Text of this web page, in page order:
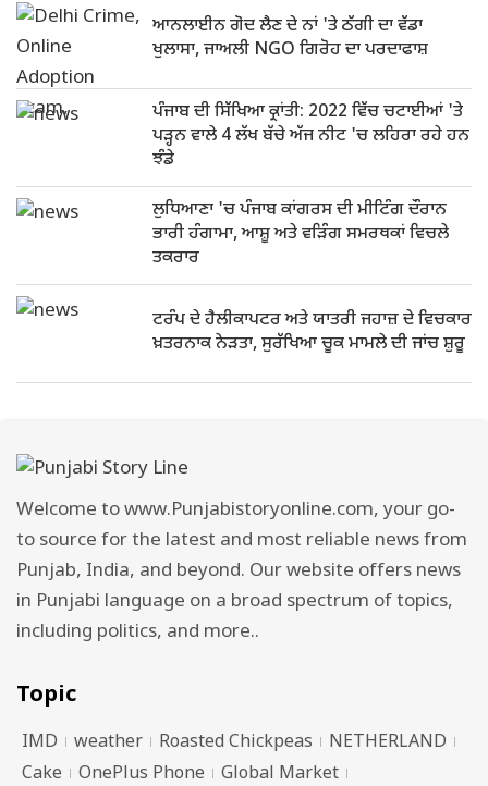
ਆਨਲਾਈਨ ਗੋਦ ਲੈਣ ਦੇ ਨਾਂ 'ਤੇ ਠੱਗੀ ਦਾ ਵੱਡਾ
ਖੁਲਾਸਾ, ਜਾਅਲੀ NGO ਗਿਰੋਹ ਦਾ ਪਰਦਾਫਾਸ਼
ਪੰਜਾਬ ਦੀ ਸਿੱਖਿਆ ਕ੍ਰਾਂਤੀ: 2022 ਵਿੱਚ ਚਟਾਈਆਂ 'ਤੇ
ਪੜ੍ਹਨ ਵਾਲੇ 4 ਲੱਖ ਬੱਚੇ ਅੱਜ ਨੀਟ 'ਚ ਲਹਿਰਾ ਰਹੇ ਹਨ
ਝੰਡੇ
ਲੁਧਿਆਣਾ 'ਚ ਪੰਜਾਬ ਕਾਂਗਰਸ ਦੀ ਮੀਟਿੰਗ ਦੌਰਾਨ
ਭਾਰੀ ਹੰਗਾਮਾ, ਆਸ਼ੂ ਅਤੇ ਵੜਿੰਗ ਸਮਰਥਕਾਂ ਵਿਚਲੇ
ਤਕਰਾਰ
ਟਰੰਪ ਦੇ ਹੈਲੀਕਾਪਟਰ ਅਤੇ ਯਾਤਰੀ ਜਹਾਜ਼ ਦੇ ਵਿਚਕਾਰ
ਖ਼ਤਰਨਾਕ ਨੇੜਤਾ, ਸੁਰੱਖਿਆ ਚੂਕ ਮਾਮਲੇ ਦੀ ਜਾਂਚ ਸ਼ੁਰੂ
Welcome to www.Punjabistoryonline.com, your go-
to source for the latest and most reliable news from
Punjab, India, and beyond. Our website offers news
in Punjabi language on a broad spectrum of topics,
including politics, and more..
Topic
IMD weather Roasted Chickpeas
NETHERLAND
Cake
OnePlus Phone Global Market